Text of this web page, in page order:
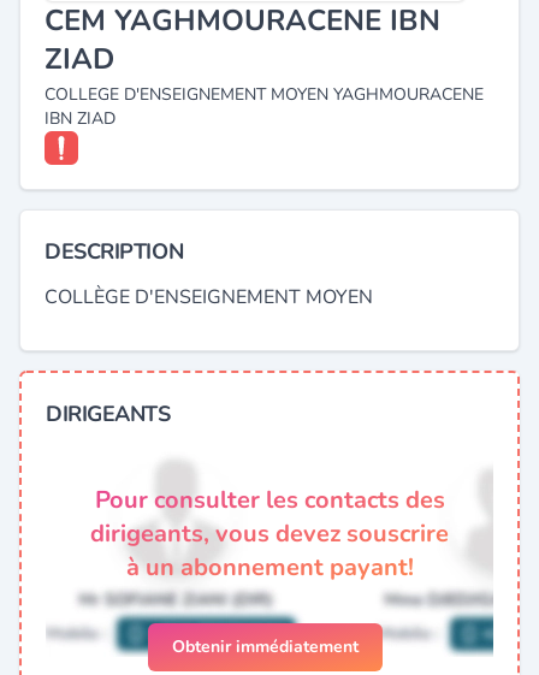
CEM YAGHMOURACENE IBN
ZIAD
COLLEGE D'ENSEIGNEMENT MOYEN YAGHMOURACENE
IBN ZIAD
DESCRIPTION
COLLÈGE D'ENSEIGNEMENT MOYEN
DIRIGEANTS
Pour consulter les contacts des
dirigeants, vous devez souscrire
à un abonnement payant!
Obtenir immédiatement